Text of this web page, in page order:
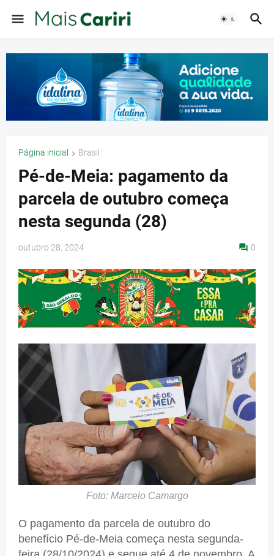
Página inicial Brasil
Pé-de-Meia: pagamento da
parcela de outubro começa
nesta segunda (28)
outubro 28, 2024 0
Foto: Marcelo Camargo
O pagamento da parcela de outubro do
benefício Pé-de-Meia começa nesta segunda-